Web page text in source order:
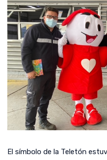
El símbolo de la Teletón